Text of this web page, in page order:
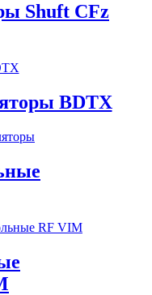
Shuft CFz
BDTX